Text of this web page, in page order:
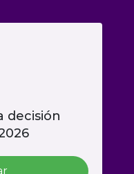
decisión